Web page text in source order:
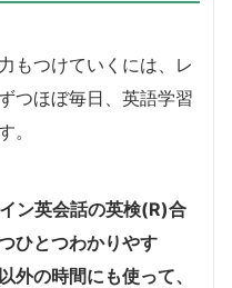
もつけていくには、レ
つほぼ毎日、英語学習
。
ン英会話の英検(R)合
ひとつわかりやす
外の時間にも使って、